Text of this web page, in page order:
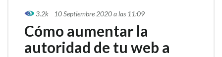
3.2k 10 Septiembre 2020 a las 11:09
Cómo aumentar la
autoridad de tu web a